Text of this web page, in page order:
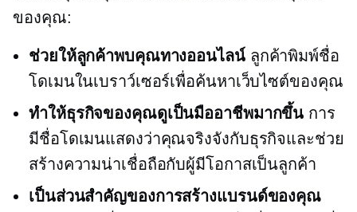
ของคุณ:
ช่วยให้ลูกค้าพบคุณทางออนไลน์ลูกค้าพิมพ์ชื่อ
โดเมนในเบราว์เซอร์เพื่อค้นหาเว็บไซต์ของคุณ
ทำให้ธุรกิจของคุณดูเป็นมืออาชีพมากขึ้น การ
มีชื่อโดเมนแสดงว่าคุณจริงจังกับธุรกิจและช่วย
สร้างความน่าเชื่อถือกับผู้มีโอกาสเป็นลูกค้า
เป็นส่วนสำคัญของการสร้างแบรนด์ของคุณ